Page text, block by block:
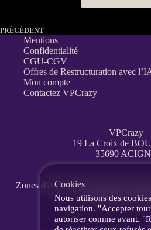
PRÉCÉDENT
Mentions
Confidentialité
CGU-CGV
Offres de Restructuration avec
Mon compte
Contactez VPCrazy
VPCrazy
19 La Croix de
35690
Zones d'interventions partout en
messagerie,
Cookies
Nous utilisons des
navigation. "Accepter
autoriser comme avant.